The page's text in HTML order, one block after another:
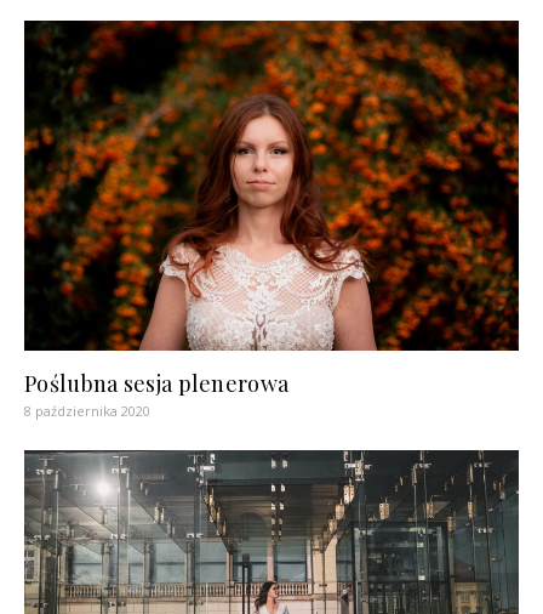
Poślubna sesja plenerowa
8 października 2020